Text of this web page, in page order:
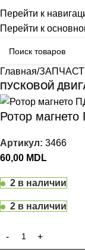
Перейти к
Перейти к
Главная
ПУСКОВОЙ
Ротор
Артикул: 3466
60,00 MDL
2 в наличии
2 в наличии